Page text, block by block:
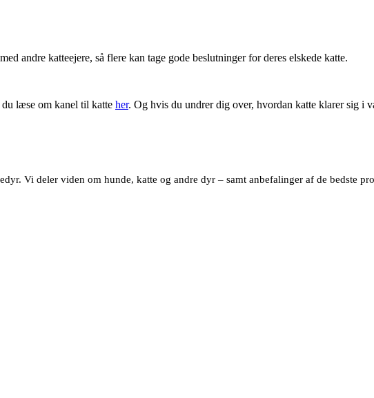
andre katteejere, så flere kan tage gode beslutninger for deres elskede katte.
læse om kanel til katte her. Og hvis du undrer dig over, hvordan katte klarer sig i
Vi deler viden om hunde, katte og andre dyr – samt anbefalinger af de bedste